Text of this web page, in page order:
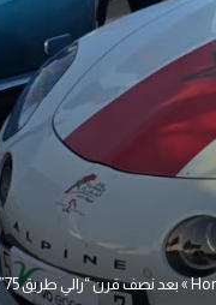
» بعد نصف قرن “رالي طريق 75”: السيارات الكلاسيكية تعيد إحياء روح المسيرة الخضراء